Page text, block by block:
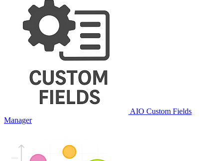
AIO Custom Fields
Manager